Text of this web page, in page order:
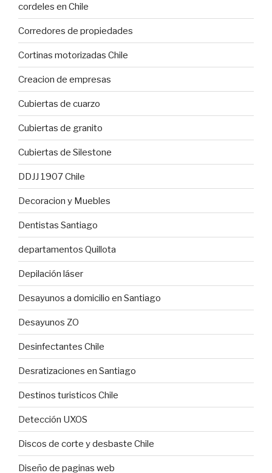
cordeles en Chile
Corredores de propiedades
Cortinas motorizadas Chile
Creacion de empresas
Cubiertas de cuarzo
Cubiertas de granito
Cubiertas de Silestone
DDJJ 1907 Chile
Decoracion y Muebles
Dentistas Santiago
departamentos Quillota
Depilación láser
Desayunos a domicilio en Santiago
Desayunos ZO
Desinfectantes Chile
Desratizaciones en Santiago
Destinos turisticos Chile
Detección UXOS
Discos de corte y desbaste Chile
Diseño de paginas web